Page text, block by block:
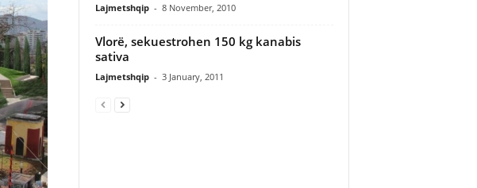
Lajmetshqip - 8 November, 2010
Vlorë, sekuestrohen 150 kg kanabis
sativa
Lajmetshqip - 3 January, 2011